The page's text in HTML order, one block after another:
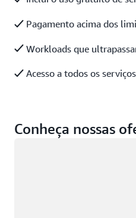
Pagamento acima dos
Workloads que
Acesso a todos os
Conheça nossas